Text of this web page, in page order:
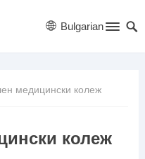
Bulgarian
медицински колеж
колеж